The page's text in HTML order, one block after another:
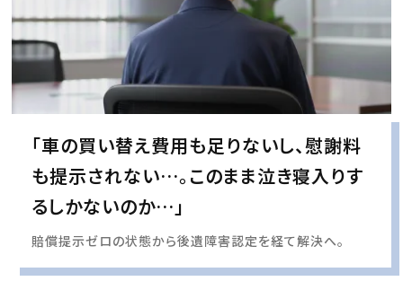
「車の買い替え費用も足りないし、慰謝料
も提示されない…。このまま泣き寝入りす
るしかないのか…」
賠償提示ゼロの状態から後遺障害認定を経て解決へ。